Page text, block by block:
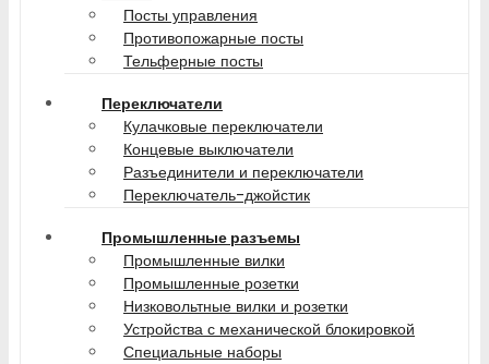
Посты управления
Противопожарные посты
Тельферные посты
Переключатели
Кулачковые переключатели
Концевые выключатели
Разъединители и переключатели
Переключатель-джойстик
Промышленные разъемы
Промышленные вилки
Промышленные розетки
Низковольтные вилки и розетки
Устройства с механической блокировкой
Специальные наборы